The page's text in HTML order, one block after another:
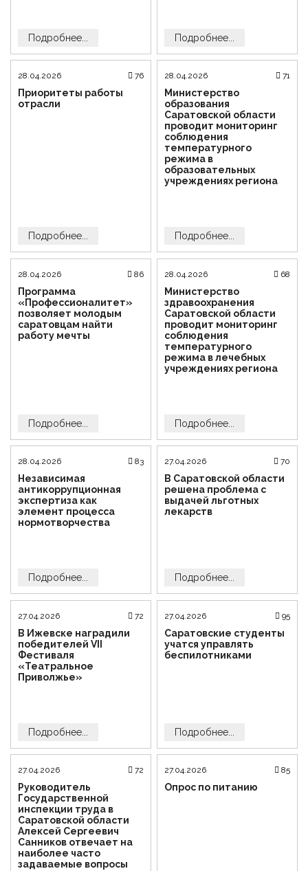
Подробнее... Подробнее...
28.04.2026 76
Приоритеты работы
отрасли
Подробнее...
28.04.2026 71
Министерство
образования
Саратовской области
проводит мониторинг
соблюдения
температурного
режима в
образовательных
учреждениях региона
Подробнее...
28.04.2026 86
Программа
«Профессионалитет»
позволяет молодым
саратовцам найти
работу мечты
Подробнее...
28.04.2026 68
Министерство
здравоохранения
Саратовской области
проводит мониторинг
соблюдения
температурного
режима в лечебных
учреждениях региона
Подробнее...
28.04.2026 83
Независимая
антикоррупционная
экспертиза как
элемент процесса
нормотворчества
Подробнее...
27.04.2026 70
В Саратовской области
решена проблема с
выдачей льготных
лекарств
Подробнее...
27.04.2026 72
В Ижевске наградили
победителей VII
Фестиваля
«Театральное
Приволжье»
Подробнее...
27.04.2026 95
Саратовские студенты
учатся управлять
беспилотниками
Подробнее...
27.04.2026 72
Руководитель
Государственной
инспекции труда в
Саратовской области
Алексей Сергеевич
Санников отвечает на
наиболее часто
задаваемые вопросы
27.04.2026 85
Опрос по питанию